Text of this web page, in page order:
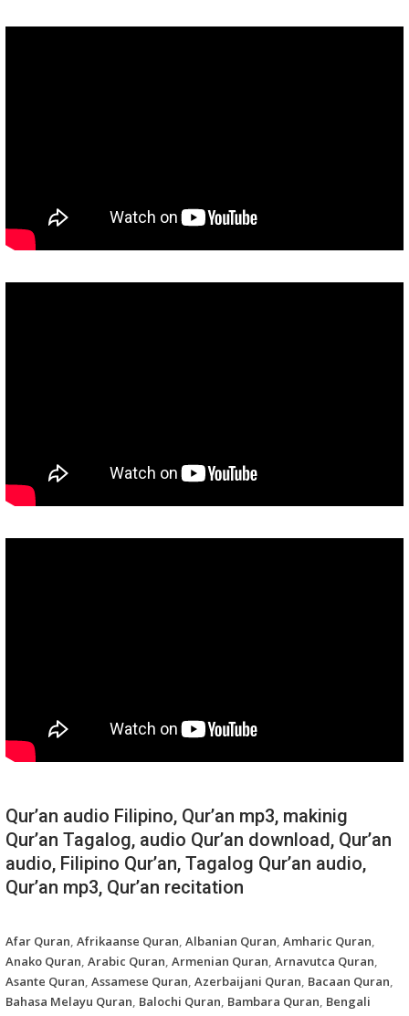
Qur’an audio Filipino, Qur’an mp3, makinig
Qur’an Tagalog, audio Qur’an download, Qur’an
audio, Filipino Qur’an, Tagalog Qur’an audio,
Qur’an mp3, Qur’an recitation
Afar Quran, Afrikaanse Quran, Albanian Quran, Amharic Quran,
Anako Quran, Arabic Quran, Armenian Quran, Arnavutca Quran,
Asante Quran, Assamese Quran, Azerbaijani Quran, Bacaan Quran,
Bahasa Melayu Quran, Balochi Quran, Bambara Quran, Bengali